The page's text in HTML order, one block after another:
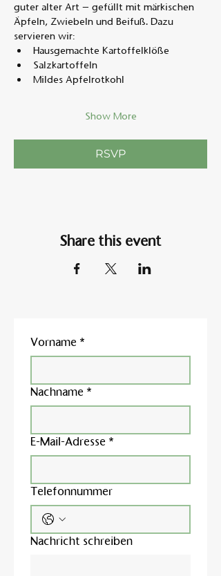
guter alter Art – gefüllt mit märkischen
Äpfeln, Zwiebeln und Beifuß. Dazu
servieren wir:
Hausgemachte Kartoffelklöße
Salzkartoffeln
Mildes Apfelrotkohl
Show More
RSVP
Share this event
Vorname *
Nachname *
E-Mail-Adresse *
Telefonnummer
Nachricht schreiben